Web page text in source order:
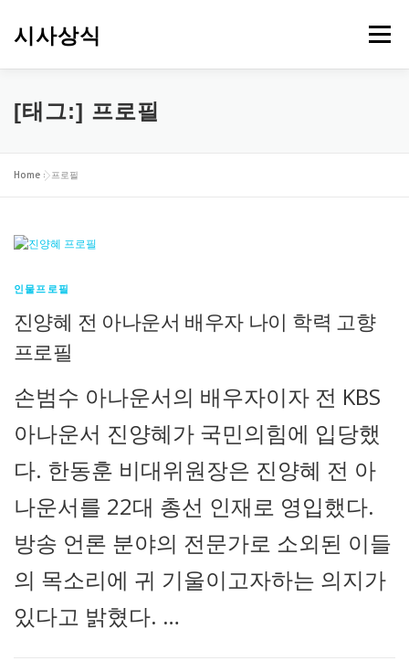
시사상식 메뉴
[태그:] 프로필
Home »프로필
인물프로필
진양혜 전 아나운서 배우자 나이 학력 고향
프로필
손범수 아나운서의 배우자이자 전 KBS
아나운서 진양혜가 국민의힘에 입당했
다. 한동훈 비대위원장은 진양혜 전 아
나운서를 22대 총선 인재로 영입했다.
방송 언론 분야의 전문가로 소외된 이들
의 목소리에 귀 기울이고자하는 의지가
있다고 밝혔다. …